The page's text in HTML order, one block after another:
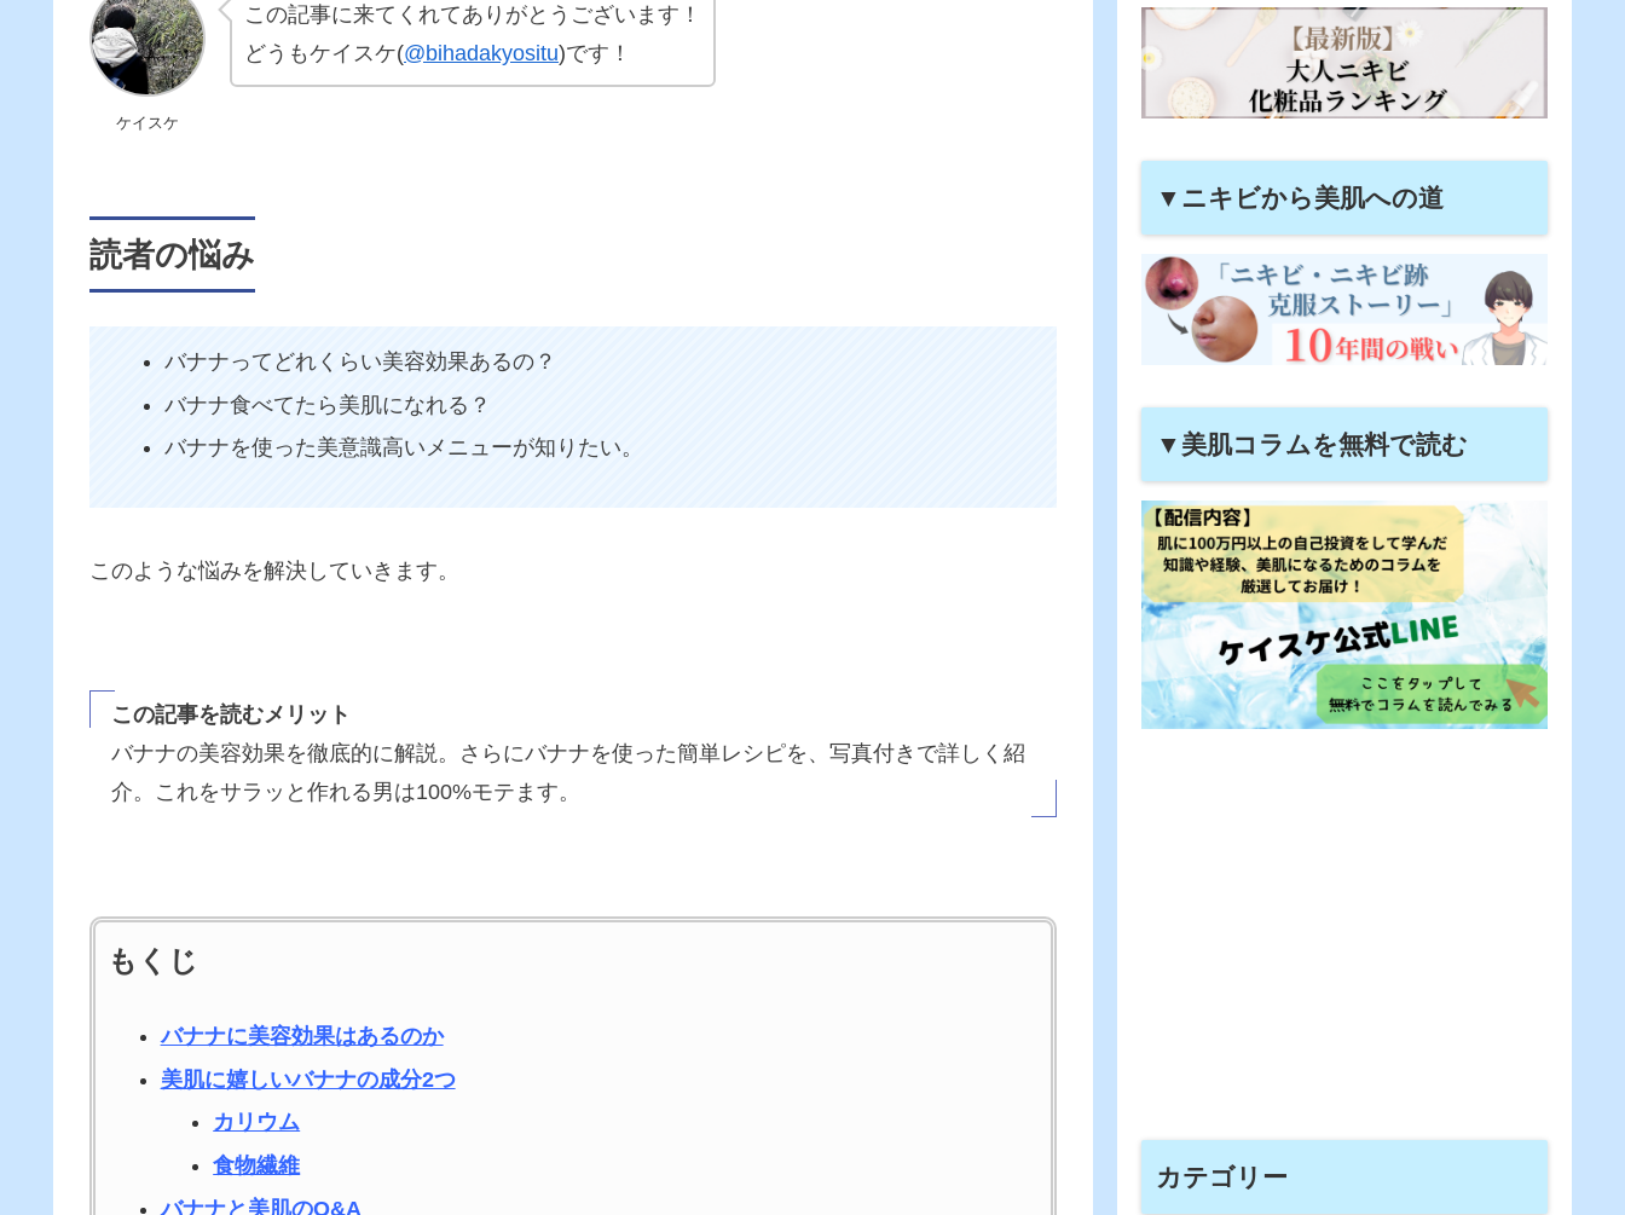
ケイスケ
この記事に来てくれてありがとうございます！
どうもケイスケ(@bihadakyositu)です！
読者の悩み
バナナってどれくらい美容効果あるの？
バナナ食べてたら美肌になれる？
バナナを使った美意識高いメニューが知りたい。
このような悩みを解決していきます。
この記事を読むメリット
バナナの美容効果を徹底的に解説。さらにバナナを使った簡単レシピを、写真付きで詳しく紹
介。 これをサラッと作れる男は100%モテます。
もくじ
バナナに美容効果はあるのか
美肌に嬉しいバナナの成分2つ
カリウム
食物繊維
バナナと美肌のQ&A
▼ニキビから美肌への道
▼美肌コラムを無料で読む
カテゴリー